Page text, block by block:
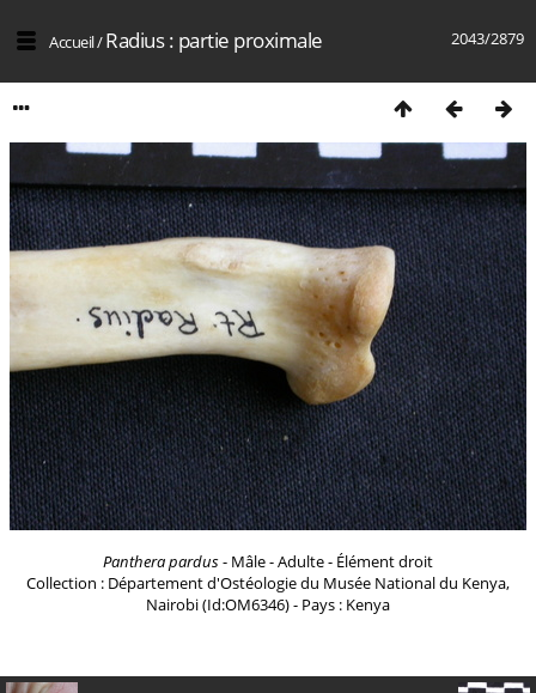
2043/2879
Accueil/Radius : partie proximale
Panthera pardus- Mâle - Adulte - Élément droit
Collection : Département d'Ostéologie du Musée National du Kenya,
Nairobi (Id:OM6346) - Pays : Kenya